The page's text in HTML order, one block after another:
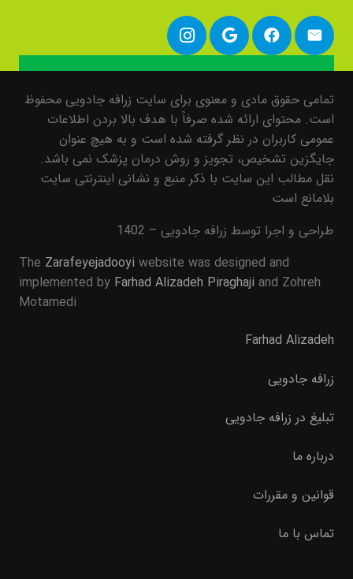
تمامی حقوق مادی و معنوی برای سایت زرافه جادویی محفوظ
است. محتوای ارائه شده صرفاً با هدف بالا بردن اطلاعات
عمومی کاربران در نظر گرفته شده است و به هیچ عنوان
جایگزین تشخیص، تجویز و روش درمان پزشک نمی باشد.
نقل مطالب این سایت با ذکر منبع و نشانی اینترنتی سایت
بلامانع است
طراحی و اجرا توسط زرافه جادویی – 1402
The Zarafeyejadooyi website was designed and
implemented by Farhad Alizadeh Piraghaji and Zohreh
Motamedi
Farhad Alizadeh
زرافه جادویی
تبلیغ در زرافه جادویی
درباره ما
قوانین و مقررات
تماس با ما